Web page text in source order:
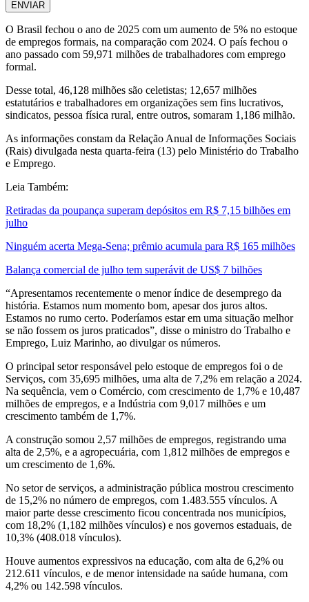
ENVIAR
O Brasil fechou o ano de 2025 com um aumento de 5% no estoque
de empregos formais, na comparação com 2024. O país fechou o
ano passado com 59,971 milhões de trabalhadores com emprego
formal.
Desse total, 46,128 milhões são celetistas; 12,657 milhões
estatutários e trabalhadores em organizações sem fins lucrativos,
sindicatos, pessoa física rural, entre outros, somaram 1,186 milhão.
As informações constam da Relação Anual de Informações Sociais
(Rais) divulgada nesta quarta-feira (13) pelo Ministério do Trabalho
e Emprego.
Leia Também:
Retiradas da poupança superam depósitos em R$ 7,15 bilhões em
julho
Ninguém acerta Mega-Sena; prêmio acumula para R$ 165 milhões
Balança comercial de julho tem superávit de US$ 7 bilhões
“Apresentamos recentemente o menor índice de desemprego da
história. Estamos num momento bom, apesar dos juros altos.
Estamos no rumo certo. Poderíamos estar em uma situação melhor
se não fossem os juros praticados”, disse o ministro do Trabalho e
Emprego, Luiz Marinho, ao divulgar os números.
O principal setor responsável pelo estoque de empregos foi o de
Serviços, com 35,695 milhões, uma alta de 7,2% em relação a 2024.
Na sequência, vem o Comércio, com crescimento de 1,7% e 10,487
milhões de empregos, e a Indústria com 9,017 milhões e um
crescimento também de 1,7%.
A construção somou 2,57 milhões de empregos, registrando uma
alta de 2,5%, e a agropecuária, com 1,812 milhões de empregos e
um crescimento de 1,6%.
No setor de serviços, a administração pública mostrou crescimento
de 15,2% no número de empregos, com 1.483.555 vínculos. A
maior parte desse crescimento ficou concentrada nos municípios,
com 18,2% (1,182 milhões vínculos) e nos governos estaduais, de
10,3% (408.018 vínculos).
Houve aumentos expressivos na educação, com alta de 6,2% ou
212.611 vínculos, e de menor intensidade na saúde humana, com
4,2% ou 142.598 vínculos.